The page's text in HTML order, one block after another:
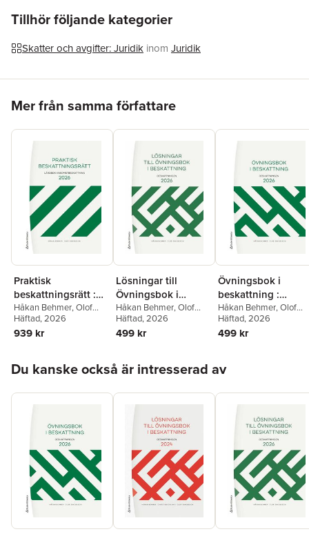
Tillhör följande kategorier
Skatter och avgifter: Juridik inom Juridik
Mer från samma författare
Praktisk
beskattningsrätt :
Lärobok i
inkomstbeskattning
2026
Håkan Behmer,Olof
Jakobsson
Häftad, 2026
939 kr
Lösningar till
Övningsbok i
beskattning :
Beskattningen 2026
Håkan Behmer,Olof
Jakobsson
Häftad, 2026
499 kr
Övningsbok i
beskattning :
Beskattningen
Håkan Behmer,Olof
Jakobsson
Häftad, 2026
499 kr
Du kanske också är intresserad av